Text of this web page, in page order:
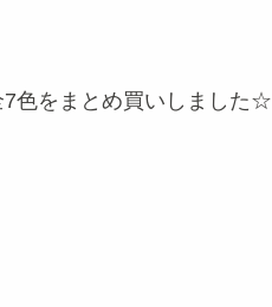
7色をまとめ買いしました☆